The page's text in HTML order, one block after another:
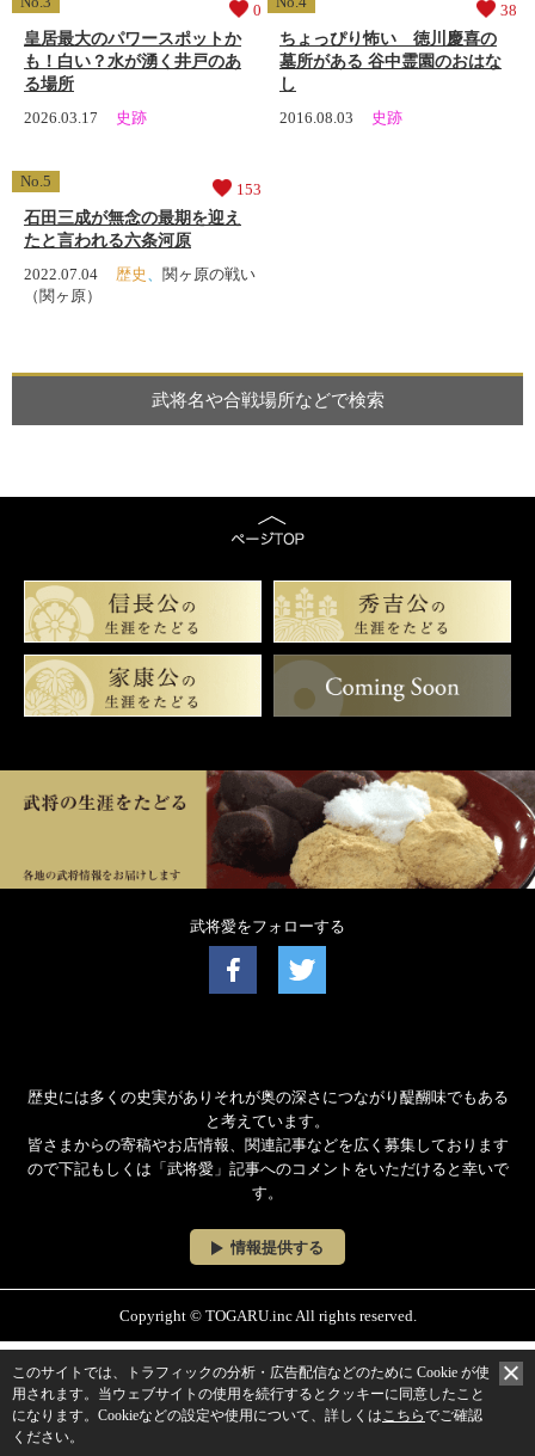
0
皇居最大のパワースポットか
も！白い？水が湧く井戸のあ
る場所
2026.03.17 史跡
38
ちょっぴり怖い 徳川慶喜の
墓所がある 谷中霊園のおはな
し
2016.08.03 史跡
153
石田三成が無念の最期を迎え
たと言われる六条河原
2022.07.04 歴史 、 関ヶ原の戦い
（関ヶ原）
武将名や合戦場所などで検索
武将愛をフォローする
歴史には多くの史実がありそれが奥の深さにつながり醍醐味でもある
と考えています。
皆さまからの寄稿やお店情報、関連記事などを広く募集しております
ので下記もしくは「武将愛」記事へのコメントをいただけると幸いで
す。
情報提供する
Copyright © TOGARU.inc All rights reserved.
このサイトでは、トラフィックの分析・広告配信などのために Cookie が使
用されます。 当ウェブサイトの使用を続行するとクッキーに同意したこと
になります。 Cookieなどの設定や使用について、詳しくはこちらでご確認
ください。